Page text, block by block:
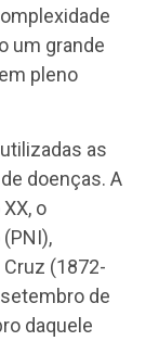
um grande
pleno
as
doenças. A
o
(1872-
de
daquele